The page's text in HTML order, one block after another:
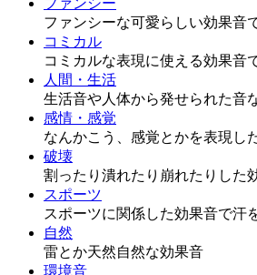
ファンシー
ファンシーな可愛らしい効果音
コミカル
コミカルな表現に使える効果音
人間・生活
生活音や人体から発せられた音
感情・感覚
なんかこう、感覚とかを表現し
破壊
割ったり潰れたり崩れたりした
スポーツ
スポーツに関係した効果音で汗
自然
雷とか天然自然な効果音
環境音